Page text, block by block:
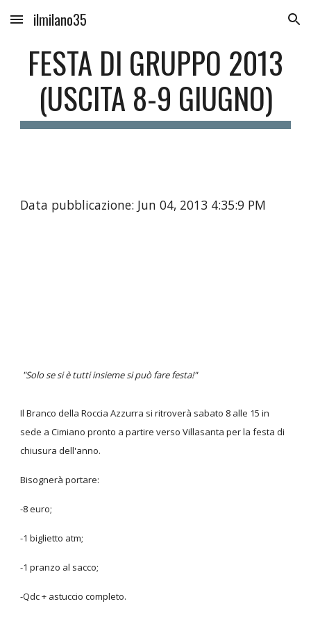
Skip to main content Skip to navigation
ilmilano35
FESTA DI GRUPPO 2013
(USCITA 8-9 GIUGNO)
Data pubblicazione: Jun 04, 2013 4:35:9 PM
"Solo se si è tutti insieme si può fare festa!"
Il Branco della Roccia Azzurra si ritroverà sabato 8 alle 15 in
sede a Cimiano pronto a partire verso Villasanta per la festa di
chiusura dell'anno.
Bisognerà portare:
-8 euro;
-1 biglietto atm;
-1 pranzo al sacco;
-Qdc + astuccio completo.